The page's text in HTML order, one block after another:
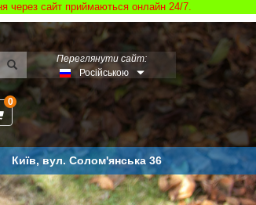
через сайт приймаються онлайн 24/7.
Переглянути сайт:
Російською
0
Київ, вул. Солом'янська 36